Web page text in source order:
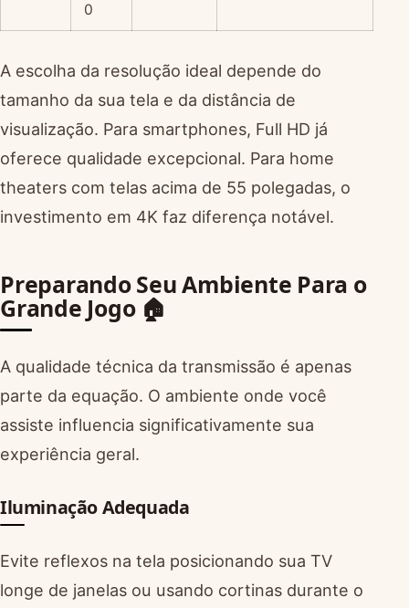
0
A escolha da resolução ideal depende do
tamanho da sua tela e da distância de
visualização. Para smartphones, Full HD já
oferece qualidade excepcional. Para home
theaters com telas acima de 55 polegadas, o
investimento em 4K faz diferença notável.
Preparando Seu Ambiente Para o
Grande Jogo 🏠
A qualidade técnica da transmissão é apenas
parte da equação. O ambiente onde você
assiste influencia significativamente sua
experiência geral.
Iluminação Adequada
Evite reflexos na tela posicionando sua TV
longe de janelas ou usando cortinas durante o